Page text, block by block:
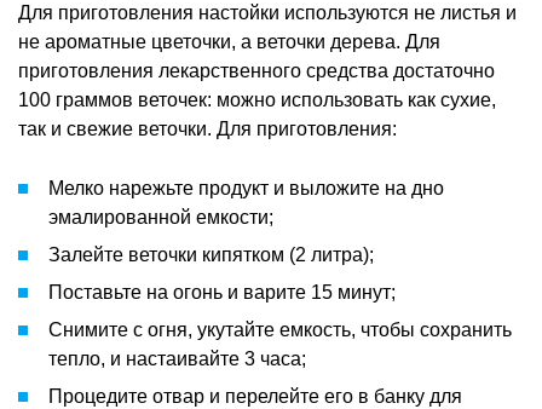
Для приготовления настойки используются не листья и
не ароматные цветочки, а веточки дерева. Для
приготовления лекарственного средства достаточно
100 граммов веточек: можно использовать как сухие,
так и свежие веточки. Для приготовления:
Мелко нарежьте продукт и выложите на дно
эмалированной емкости;
Залейте веточки кипятком (2 литра);
Поставьте на огонь и варите 15 минут;
Снимите с огня, укутайте емкость, чтобы сохранить
тепло, и настаивайте 3 часа;
Процедите отвар и перелейте его в банку для